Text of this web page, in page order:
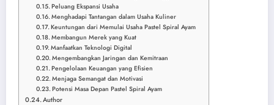
Peluang Ekspansi Usaha
Menghadapi Tantangan dalam Usaha Kuliner
Keuntungan dari Memulai Usaha Pastel Spiral Ayam
Membangun Merek yang Kuat
Manfaatkan Teknologi Digital
Mengembangkan Jaringan dan Kemitraan
Pengelolaan Keuangan yang Efisien
Menjaga Semangat dan Motivasi
Potensi Masa Depan Pastel Spiral Ayam
Author